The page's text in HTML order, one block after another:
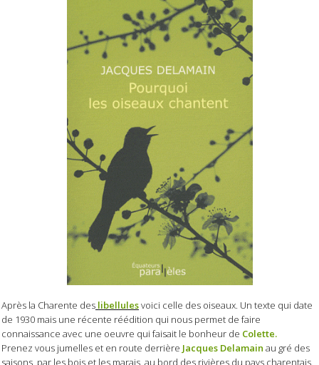
Après la Charente des libellulesvoici celle des oiseaux. Un texte qui date
de 1930 mais une récente réédition qui nous permet de faire
connaissance avec une oeuvre qui faisait le bonheur de Colette.
Prenez vous jumelles et en route derrière Jacques Delamain au gré des
saisons, par les bois et les marais, au bord des rivières du pays charentais.